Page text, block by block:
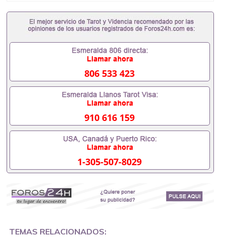
认证,录取通知书，雅思。（全套留学回国必备证明材
料，给父母及亲朋好友一份完美交代）； 2、雅思、
托福，OFFER，在读证明，学生卡等留学相关材料
注：上述材料，随时都可以安排办理，毕业证成绩
单，学校，专业，学位，毕业时间都可以根据客户要
假的毕业证成绩单可以办学历认证吗551190476要定
居国外需要办理什么材料551190476入职事业单位/国
企假的毕业证会查吗551190476入职国企/事业单位需
要些什么材料551190476办理假毕业证在国内能用吗,
挂科拿不到毕业证怎么办, 毕业证丢了怎么办, 没有正
常毕业怎么办理毕业证,没毕业可以办学历认证吗,您
是否因为中途辍学、挂科而没有正常毕业551190476
您是否因为递交材料不齐而被拒之门外551190476您
是否因没正常毕业而导致回国得不到教育部认证在校
挂科了不想读了,成绩不理想毕不了业怎么办
551190476找工作没有文凭怎么办,怎么办理本科/研
551190476网上买文凭可靠吗551190476哪里可以买
国外文凭551190476国外本科毕业证怎么办理
证551190476哪里可以办理澳洲毕业证551190476留
806 533 423
910 616 159
1-305-507-8029
TEMAS RELACIONADOS: